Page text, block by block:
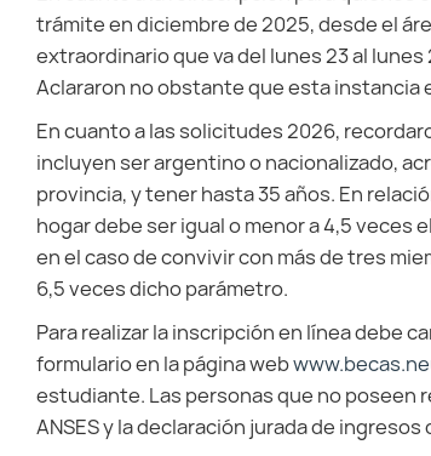
trámite en diciembre de 2025, desde el
extraordinario que va del lunes 23 al
Aclararon no obstante que esta instancia
En cuanto a las solicitudes 2026,
incluyen ser argentino o nacionalizado,
provincia, y tener hasta 35 años. En
hogar debe ser igual o menor a 4,5 veces
en el caso de convivir con más de tres
6,5 veces dicho parámetro.
Para realizar la inscripción en línea debe
formulario en la página web
estudiante. Las personas que no poseen
ANSES y la declaración jurada de